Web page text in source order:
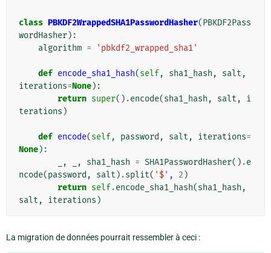
class PBKDF2WrappedSHA1PasswordHasher(PBKDF2Pass
wordHasher):
algorithm = 'pbkdf2_wrapped_sha1'
def encode_sha1_hash(self, sha1_hash , salt ,
iterations=None):
return super() .encode(sha1_hash , salt ,
i
terations )
def encode(self, password , salt , iterations=
None):
, , sha1_hash = SHA1PasswordHasher() .e
ncode(password , salt ) .split( '$' , 2 )
return self.encode_sha1_hash(sha1_hash ,
salt , iterations )
La migration de données pourrait ressembler à ceci :